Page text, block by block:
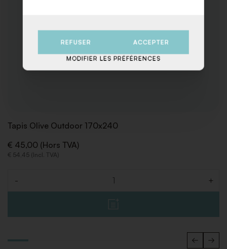
Tapis Olive Outdoor 170x240
€ 45,00 (Hors TVA)
€ 54,45 (Incl. TVA)
- +
REFUSER ACCEPTER
MODIFIER LES PRÉFÉRENCES